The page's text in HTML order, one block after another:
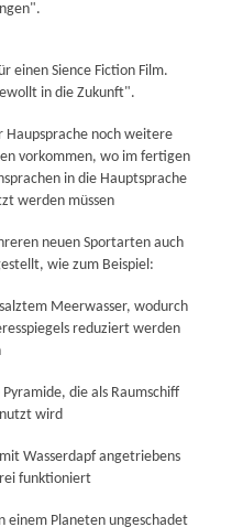
einen Sience Fiction Film.
in die Zukunft".
Haupsprache noch weitere
vorkommen, wo im fertigen
in die Hauptsprache
werden müssen
neuen Sportarten auch
wie zum Beispiel:
Meerwasser, wodurch
reduziert werden
die als Raumschiff
wird
Wasserdapf angetriebens
funktioniert
einem Planeten ungeschadet